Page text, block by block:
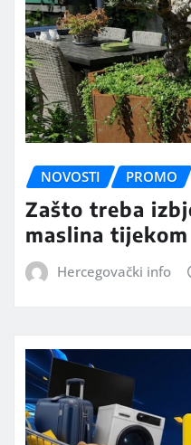
NOVOSTI PROMO
Zašto treba
maslina
Hercegovački info